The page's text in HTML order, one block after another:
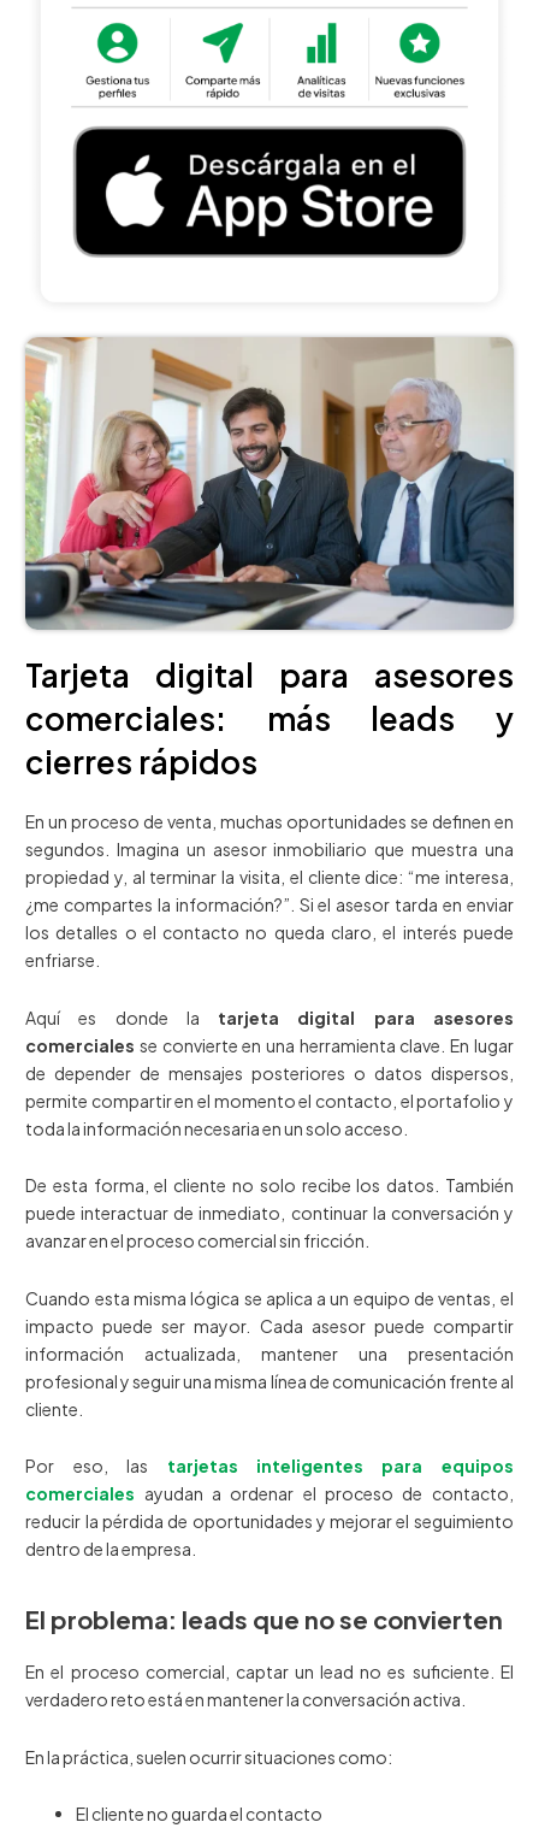
Tarjeta digital para asesores
comerciales: más leads y
cierres rápidos
En un proceso de venta, muchas oportunidades se definen en
segundos. Imagina un asesor inmobiliario que muestra una
propiedad y, al terminar la visita, el cliente dice: “me interesa,
¿me compartes la información?”. Si el asesor tarda en enviar
los detalles o el contacto no queda claro, el interés puede
enfriarse.
Aquí es donde la tarjeta digital para asesores
comerciales se convierte en una herramienta clave. En lugar
de depender de mensajes posteriores o datos dispersos,
permite compartir en el momento el contacto, el portafolio y
toda la información necesaria en un solo acceso.
De esta forma, el cliente no solo recibe los datos. También
puede interactuar de inmediato, continuar la conversación y
avanzar en el proceso comercial sin fricción.
Cuando esta misma lógica se aplica a un equipo de ventas, el
impacto puede ser mayor. Cada asesor puede compartir
información actualizada, mantener una presentación
profesional y seguir una misma línea de comunicación frente al
cliente.
Por eso, las tarjetas inteligentes para equipos
comerciales ayudan a ordenar el proceso de contacto,
reducir la pérdida de oportunidades y mejorar el seguimiento
dentro de la empresa.
El problema: leads que no se convierten
En el proceso comercial, captar un lead no es suficiente. El
verdadero reto está en mantener la conversación activa.
En la práctica, suelen ocurrir situaciones como:
El cliente no guarda el contacto